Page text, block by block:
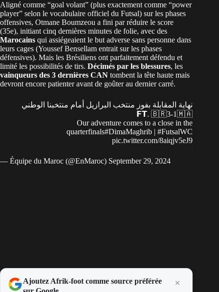
Aligné comme “goal volant” (plus exactement comme “power
player” selon le vocabulaire officiel du Futsal) sur les phases
offensives, Otmane Boumzeou a fini par réduire le score
(35e), initiant cinq dernières minutes de folie, avec des
Marocains qui assiégeaient le but adverse sans personne dans
leurs cages (Youssef Bensellam entrait sur les phases
défensives). Mais les Brésiliens ont parfaitement défendu et
limité les possibilités de tirs. Décimés par les blessures, les
vainqueurs des 3 dernières CAN tombent la tête haute mais
devront encore patienter avant de goûter au dernier carré.
نهاية المقابلة بفوز منتخب البرازيل أمام منتخبنا الوطني
𝗙𝗧. 🇧🇷3-1🇲🇦
Our adventure comes to a close in the
quarterfinals#DimaMaghrib |#FutsalWC
pic.twitter.com/8aiqjv5eJ9
— Équipe du Maroc (@EnMaroc) September 29, 2024
Ajoutez Afrik-foot comme source préférée